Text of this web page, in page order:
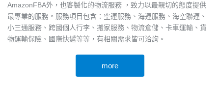
AmazonFBA外，也客製化的物流服務 ，致力以最親切的態度提供
最專業的服務。服務項目包含：空運服務、海運服務、海空聯運、
小三通服務、跨國個人行李、搬家服務、物流倉儲、卡車運輸、貨
物運輸保險、國際快遞等等，有相關需求皆可洽詢。
more